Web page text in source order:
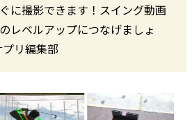
に撮影できます！スイング動画
レベルアップにつなげましょ
リ編集部